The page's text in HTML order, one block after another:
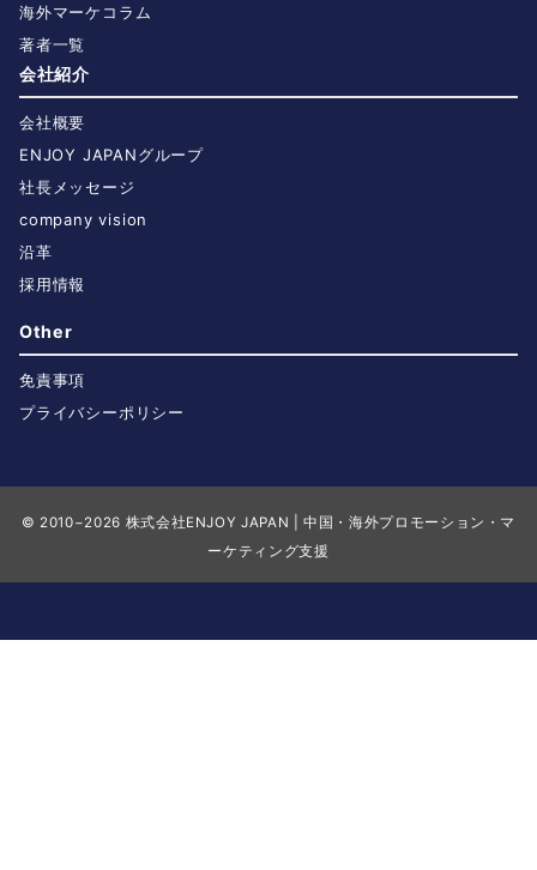
海外マーケコラム
著者一覧
会社紹介
会社概要
ENJOY JAPANグループ
社長メッセージ
company vision
沿革
採用情報
Other
免責事項
プライバシーポリシー
© 2010−2026 株式会社ENJOY JAPAN | 中国・海外プロモーション・マ
ーケティング支援